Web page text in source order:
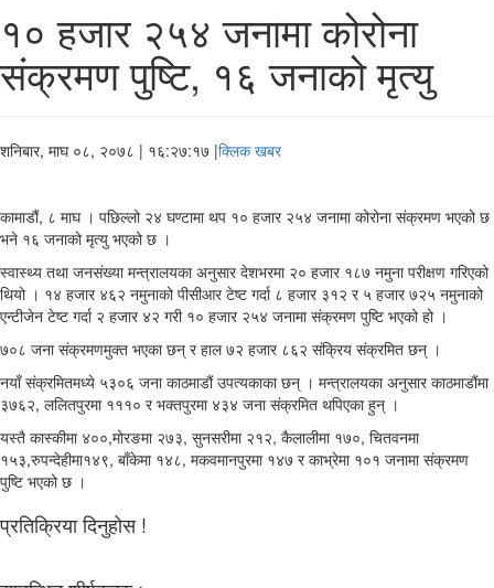
१० हजार २५४ जनामा कोरोना
संक्रमण पुष्टि, १६ जनाको मृत्यु
शनिबार, माघ ०८, २०७८ | १६:२७:१७ |क्लिक खबर
कामाडौं, ८ माघ । पछिल्लो २४ घण्टामा थप १० हजार २५४ जनामा कोरोना संक्रमण भएको छ
भने १६ जनाको मृत्यु भएको छ ।
स्वास्थ्य तथा जनसंख्या मन्त्रालयका अनुसार देशभरमा २० हजार १८७ नमुना परीक्षण गरिएको
थियो । १४ हजार ४६२ नमुनाको पीसीआर टेष्ट गर्दा ८ हजार ३१२ र ५ हजार ७२५ नमुनाको
एन्टीजेन टेष्ट गर्दा २ हजार ४२ गरी १० हजार २५४ जनामा संक्रमण पुष्टि भएको हो ।
७०८ जना संक्रमणमुक्त भएका छन् र हाल ७२ हजार ८६२ संक्रिय संक्रमित छन् ।
नयाँ संक्रमितमध्ये ५३०६ जना काठमाडौं उपत्यकाका छन् । मन्त्रालयका अनुसार काठमाडौंमा
३७६२, ललितपुरमा १११० र भक्तपुरमा ४३४ जना संक्रमित थपिएका हुन् ।
यस्तै कास्कीमा ४००,मोरङमा २७३, सुनसरीमा २१२, कैलालीमा १७०, चितवनमा
१५३,रुपन्देहीमा१४९, बाँकेमा १४८, मकवमानपुरमा १४७ र काभ्रेमा १०१ जनामा संक्रमण
पुष्टि भएको छ ।
प्रतिक्रिया दिनुहोस !